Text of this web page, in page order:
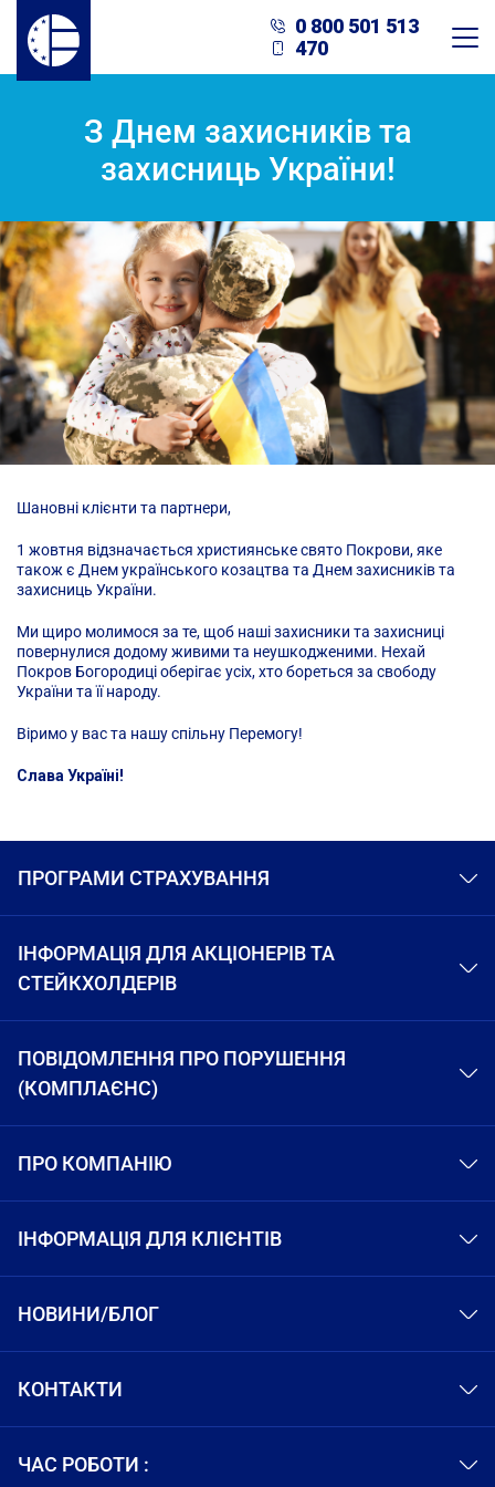
0 800 501 513
470
З Днем захисників та
захисниць України!
Шановні клієнти та партнери,
1 жовтня відзначається християнське свято Покрови, яке
також є Днем українського козацтва та Днем захисників та
захисниць України.
Ми щиро молимося за те, щоб наші захисники та захисниці
повернулися додому живими та неушкодженими. Нехай
Покров Богородиці оберігає усіх, хто бореться за свободу
України та її народу.
Віримо у вас та нашу спільну Перемогу!
Слава Україні!
ПРОГРАМИ СТРАХУВАННЯ
ІНФОРМАЦІЯ ДЛЯ АКЦІОНЕРІВ ТА
СТЕЙКХОЛДЕРІВ
ПОВІДОМЛЕННЯ ПРО ПОРУШЕННЯ
(КОМПЛАЄНС)
ПРО КОМПАНІЮ
ІНФОРМАЦІЯ ДЛЯ КЛІЄНТІВ
НОВИНИ/БЛОГ
КОНТАКТИ
ЧАС РОБОТИ :